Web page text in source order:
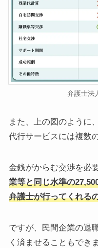
弁護士法
また、上の図のように
代行サービスには複数
金銭がからむ交渉を必
業等と同じ水準の
弁護士が行ってくれる
ですが、民間企業の退
く済ませることもでき